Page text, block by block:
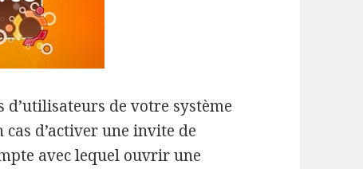
d’utilisateurs de votre système
d’activer une invite de
avec lequel ouvrir une